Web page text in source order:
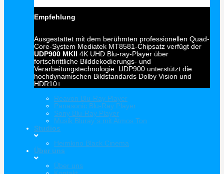
Empfehlung
Ausgestattet mit dem berühmten professionellen Quad-
Core-System Mediatek MT8581-Chipsatz verfügt der
UDP900 MKII
4K UHD Blu-ray-Player über
fortschrittliche Bilddekodierungs- und
Verarbeitungstechnologie. UDP900 unterstützt die
hochdynamischen Bildstandards Dolby Vision und
HDR10+.
Reavon Blu-Ray Player
Panasonic Blu-Ray Player
Sony Blu-Ray Player
Musik Bluray´s mit Atmos Ton
Studios
Heimkino Black Cinema
Über uns
Über uns